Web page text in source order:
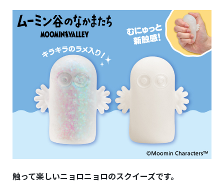
触って楽しいニョロニョロのスクイーズです。